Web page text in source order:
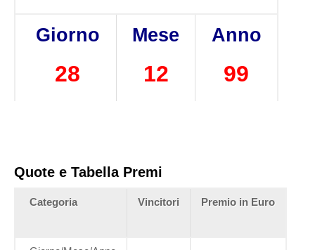
Giorno
28
Mese
12
Anno
99
Quote e Tabella Premi
Categoria Vincitori Premio in Euro